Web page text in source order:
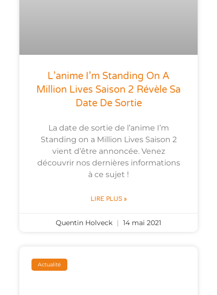
L’anime I’m Standing On A
Million Lives Saison 2 Révèle Sa
Date De Sortie
La date de sortie de l’anime I’m
Standing on a Million Lives Saison 2
vient d’être annoncée. Venez
découvrir nos dernières informations
à ce sujet !
LIRE PLUS »
Quentin Holveck 14 mai 2021
Actualité